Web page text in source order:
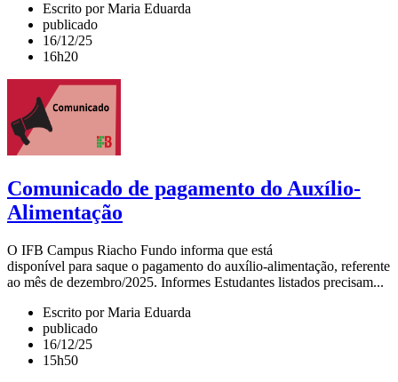
Escrito por Maria Eduarda
publicado
16/12/25
16h20
Comunicado de pagamento do Auxílio-
Alimentação
O IFB Campus Riacho Fundo informa que está
disponível para saque o pagamento do auxílio-alimentação, referente
ao mês de dezembro/2025. Informes Estudantes listados precisam...
Escrito por Maria Eduarda
publicado
16/12/25
15h50